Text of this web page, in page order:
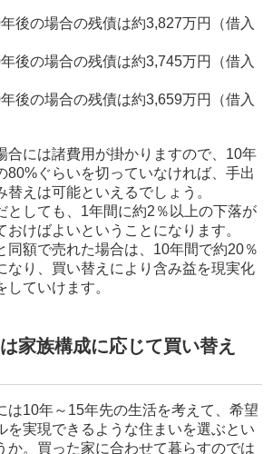
後の場合の残債は約3,827万円（借入
後の場合の残債は約3,745万円（借入
後の場合の残債は約3,659万円（借入
合には諸費用が掛かりますので、10年
80%ぐらいを切っていなければ、手出
替えは可能といえるでしょう。
としても、1年間に約2％以上の下落が
おけばよいということになります。
同額で売れた場合は、10年間で約20％
なり、買い替えにより含み益を現実化
していけます。
家族構成に応じて買い替え
は10年～15年先の生活を考えて、希望
を実現できるような住まいを選ぶとい
。 買った家に合わせて暮らすのでは